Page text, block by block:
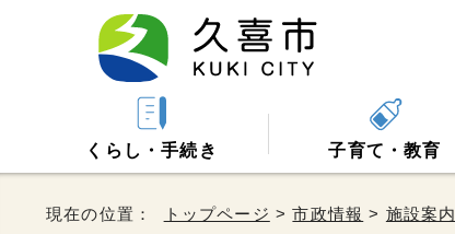
くらし・手続き 子育て・教育
現在の位置： トップページ >市政情報 > 施設案内